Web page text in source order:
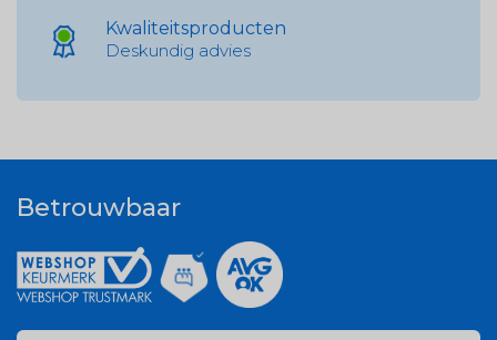
Kwaliteitsproducten
Deskundig advies
Betrouwbaar